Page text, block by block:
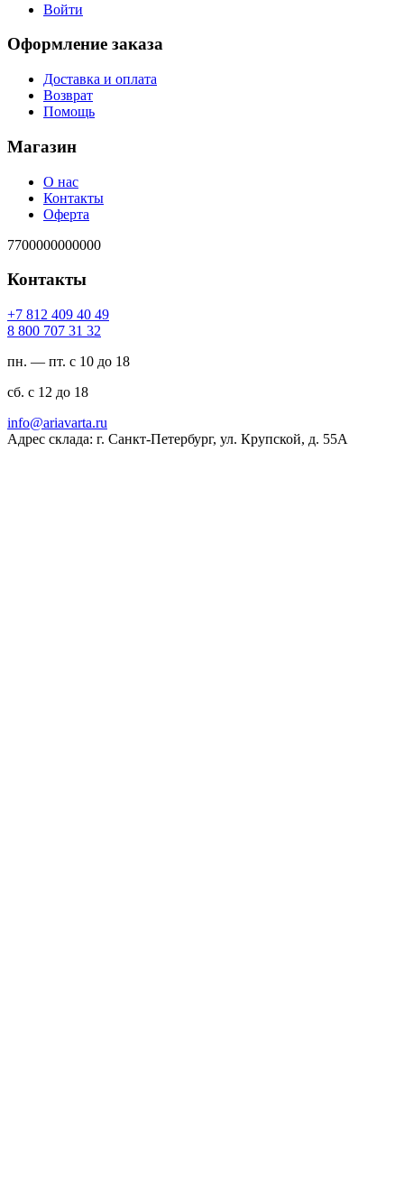
Войти
Оформление заказа
Доставка и оплата
Возврат
Помощь
Магазин
О нас
Контакты
Оферта
7700000000000
Контакты
94 04 904 218 7+
23 13 707 008 8
пн. — пт. с 10 до 18
сб. с 12 до 18
ur.atravaira@ofni
Адрес склада: г. Санкт-Петербург, ул. Крупской, д. 55А